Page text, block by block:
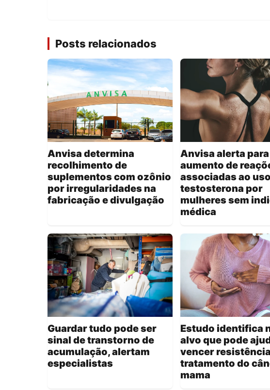
Posts relacionados
Anvisa determina
recolhimento de
suplementos com ozônio
por irregularidades na
fabricação e divulgação
Anvisa alerta para
aumento de
associadas ao
testosterona por
mulheres sem
médica
Guardar tudo pode ser
sinal de transtorno de
acumulação, alertam
especialistas
Estudo identifica
alvo que pode
vencer
tratamento do
mama